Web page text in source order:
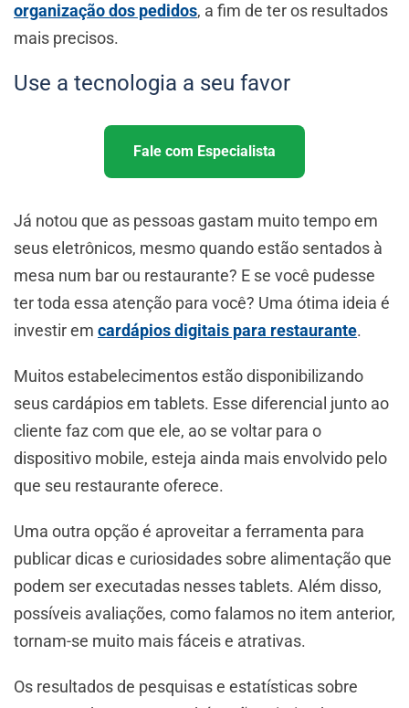
organização dos pedidos, a fim de ter os resultados
mais precisos.
Use a tecnologia a seu favor
Fale com Especialista
Já notou que as pessoas gastam muito tempo em
seus eletrônicos, mesmo quando estão sentados à
mesa num bar ou restaurante? E se você pudesse
ter toda essa atenção para você? Uma ótima ideia é
investir em cardápios digitais para restaurante.
Muitos estabelecimentos estão disponibilizando
seus cardápios em tablets. Esse diferencial junto ao
cliente faz com que ele, ao se voltar para o
dispositivo mobile, esteja ainda mais envolvido pelo
que seu restaurante oferece.
Uma outra opção é aproveitar a ferramenta para
publicar dicas e curiosidades sobre alimentação que
podem ser executadas nesses tablets. Além disso,
possíveis avaliações, como falamos no item anterior,
tornam-se muito mais fáceis e atrativas.
Os resultados de pesquisas e estatísticas sobre